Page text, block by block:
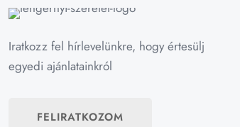
Iratkozz fel hírlevelünkre, hogy értesülj
egyedi ajánlatainkról
FELIRATKOZOM